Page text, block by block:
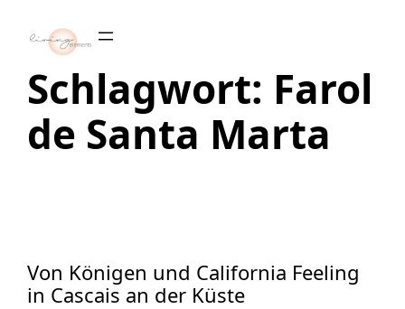
Inhalt
springen
Schlagwort: Farol
de Santa Marta
Von Königen und California Feeling
in Cascais an der Küste